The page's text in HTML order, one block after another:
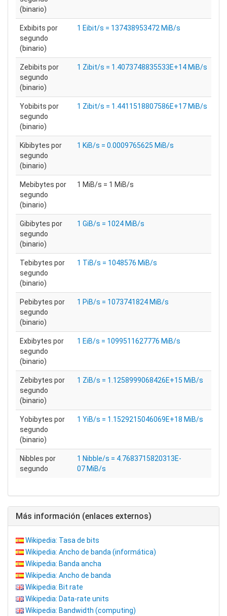
(binario)
Exbibits por
segundo
(binario)
1 Eibit/s = 137438953472 MiB/s
Zebibits por
segundo
(binario)
1 Zibit/s = 1.4073748835533E+14 MiB/s
Yobibits por
segundo
(binario)
1 Zibit/s = 1.4411518807586E+17 MiB/s
Kibibytes por
segundo
(binario)
1 KiB/s = 0.0009765625 MiB/s
Mebibytes por
segundo
(binario)
1 MiB/s = 1 MiB/s
Gibibytes por
segundo
(binario)
1 GiB/s = 1024 MiB/s
Tebibytes por
segundo
(binario)
1 TiB/s = 1048576 MiB/s
Pebibytes por
segundo
(binario)
1 PiB/s = 1073741824 MiB/s
Exbibytes por
segundo
(binario)
1 EiB/s = 1099511627776 MiB/s
Zebibytes por
segundo
(binario)
1 ZiB/s = 1.1258999068426E+15 MiB/s
Yobibytes por
segundo
(binario)
1 YiB/s = 1.1529215046069E+18 MiB/s
Nibbles por
segundo
1 Nibble/s = 4.7683715820313E-
07 MiB/s
Más información (enlaces externos)
Wikipedia: Tasa de bits
Wikipedia: Ancho de banda (informática)
Wikipedia: Banda ancha
Wikipedia: Ancho de banda
Wikipedia: Bit rate
Wikipedia: Data-rate units
Wikipedia: Bandwidth (computing)